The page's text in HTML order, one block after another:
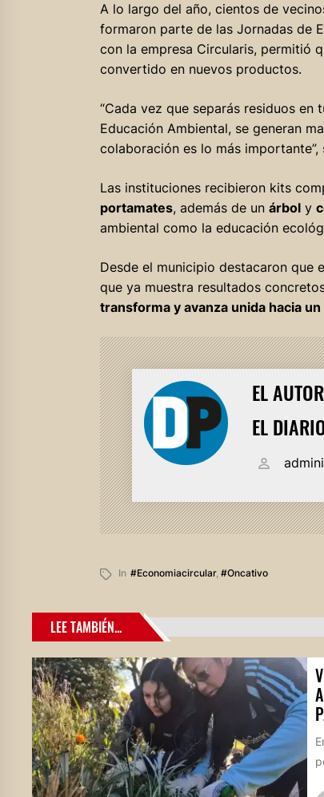
A lo largo del año, cientos de
formaron parte de las Jornadas de
con la empresa Circularis, permitió
convertido en nuevos productos.
“Cada vez que separás residuos
Educación Ambiental, se generan
colaboración es lo más
Las instituciones recibieron kits
portamates, además de un árboly
ambiental como la educación
Desde el municipio destacaron que
que ya muestra resultados
transforma y avanza unida hacia
EL
EL
In #economiacircular, #oncativo
LEE TAMBIÉN...